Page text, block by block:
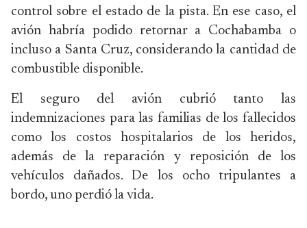
control sobre el estado de la pista. En ese caso, el
avión habría podido retornar a Cochabamba o
incluso a Santa Cruz, considerando la cantidad de
combustible disponible.
El seguro del avión cubrió tanto las
indemnizaciones para las familias de los fallecidos
como los costos hospitalarios de los heridos,
además de la reparación y reposición de los
vehículos dañados. De los ocho tripulantes a
bordo, uno perdió la vida.